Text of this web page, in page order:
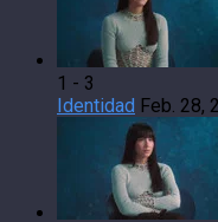
1 - 3
Identidad Feb. 28,